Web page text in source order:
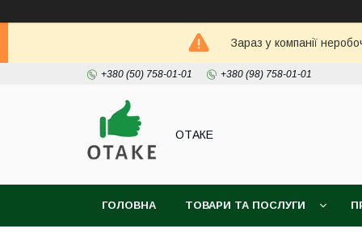
Зараз у компанії
+380 (50) 758-01-01 +380 (98) 758-01-01
ОТАКЕ
ГОЛОВНА ТОВАРИ ТА ПОСЛУГИ